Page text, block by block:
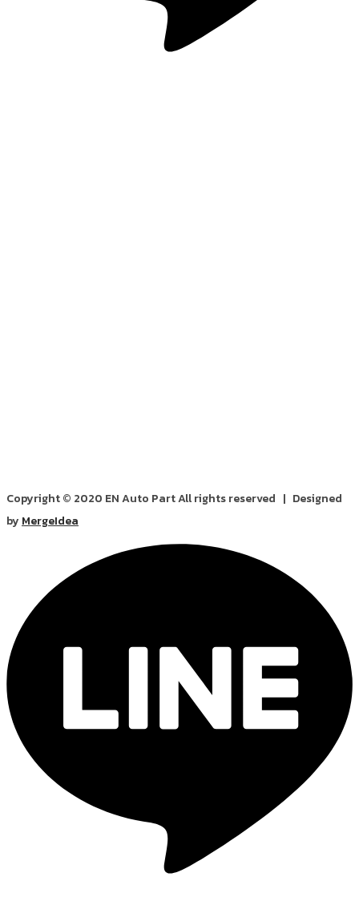
Copyright © 2020 EN Auto Part All rights reserved | Designed
by MergeIdea